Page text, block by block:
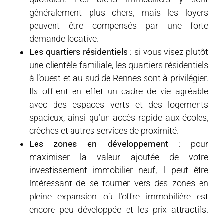
généralement plus chers, mais les loyers
peuvent être compensés par une forte
demande locative.
Les quartiers résidentiels : si vous visez plutôt
une clientèle familiale, les quartiers résidentiels
à l’ouest et au sud de Rennes sont à privilégier.
Ils offrent en effet un cadre de vie agréable
avec des espaces verts et des logements
spacieux, ainsi qu’un accès rapide aux écoles,
crèches et autres services de proximité.
Les zones en développement: pour
maximiser la valeur ajoutée de votre
investissement immobilier neuf, il peut être
intéressant de se tourner vers des zones en
pleine expansion où l’offre immobilière est
encore peu développée et les prix attractifs.